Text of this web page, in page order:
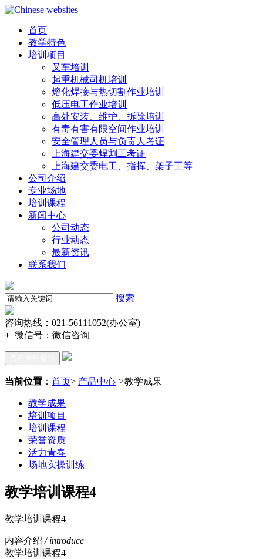
首页
教学特色
培训项目
叉车培训
起重机械司机培训
熔化焊接与热切割作业培训
低压电工作业培训
高处安装、维护、拆除培训
有毒有害有限空间作业培训
安全管理人员与负责人考证
上海建交委焊割工考证
上海建交委电工、指挥、架子工等
公司介绍
专业场地
培训课程
新闻中心
公司动态
行业动态
最新资讯
联系我们
搜索
咨询热线：021-56111052(办公室)
+ 微信号： 微信咨询
当前位置 ： 首页> 产品中心 >教学成果
教学成果
培训项目
培训课程
荣誉资质
活力青春
场地实操训练
教学培训课程4
教学培训课程4
内容介绍 / introduce
教学培训课程4